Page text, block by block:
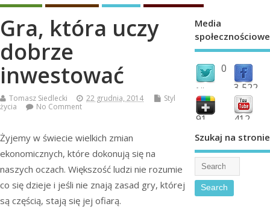
Gra, która uczy
dobrze
inwestować
Tomasz Siedlecki 22 grudnia, 2014
Styl
życia
No Comment
Żyjemy w świecie wielkich zmian
ekonomicznych, które dokonują się na
naszych oczach. Większość ludzi nie rozumie
co się dzieje i jeśli nie znają zasad gry, której
są częścią, stają się jej ofiarą.
Media
społecznościowe
0
followers 3,522
fans
91 412
Szukaj na stronie